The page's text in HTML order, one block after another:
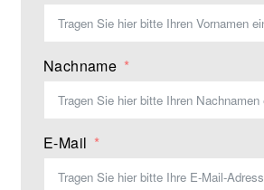
Nachname
E-Mail